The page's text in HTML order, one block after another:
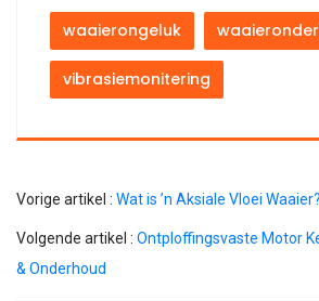
waaierongeluk
vibrasiemonitering
Vorige artikel : Wat is ’n Aksiale Vloei Waaier?
Volgende artikel : Ontploffingsvaste Motor
& Onderhoud